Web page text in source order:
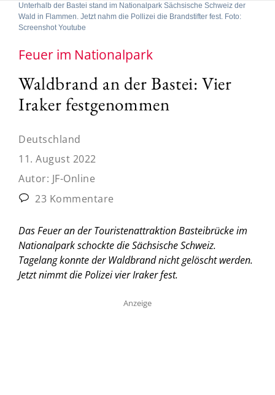
Unterhalb der Bastei stand im Nationalpark Sächsische Schweiz der
Wald in Flammen. Jetzt nahm die Pollizei die Brandstifter fest. Foto:
Screenshot Youtube
Feuer im Nationalpark
Waldbrand an der Bastei: Vier
Iraker festgenommen
Deutschland
11. August 2022
Autor: JF-Online
23 Kommentare
Das Feuer an der Touristenattraktion Basteibrücke im
Nationalpark schockte die Sächsische Schweiz.
Tagelang konnte der Waldbrand nicht gelöscht werden.
Jetzt nimmt die Polizei vier Iraker fest.
Anzeige